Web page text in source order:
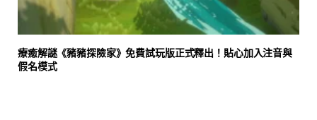
療癒解謎《豬豬探險家》免費試玩版正式釋出！貼心加入注音與
假名模式